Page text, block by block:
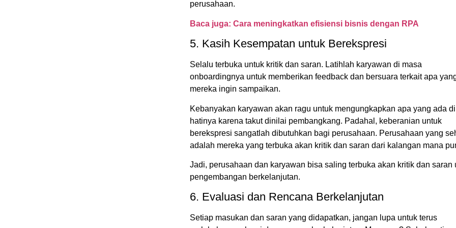
perusahaan.
Baca juga:Cara meningkatkan efisiensi bisnis dengan RPA
5. Kasih Kesempatan untuk Berekspresi
Selalu terbuka untuk kritik dan saran. Latihlah karyawan di masa
onboardingnya untuk memberikan feedback dan bersuara terkait apa
mereka ingin sampaikan.
Kebanyakan karyawan akan ragu untuk mengungkapkan apa yang ada di
hatinya karena takut dinilai pembangkang. Padahal, keberanian untuk
berekspresi sangatlah dibutuhkan bagi perusahaan. Perusahaan yang
adalah mereka yang terbuka akan kritik dan saran dari kalangan mana
Jadi, perusahaan dan karyawan bisa saling terbuka akan kritik dan saran
pengembangan berkelanjutan.
6. Evaluasi dan Rencana Berkelanjutan
Setiap masukan dan saran yang didapatkan, jangan lupa untuk terus